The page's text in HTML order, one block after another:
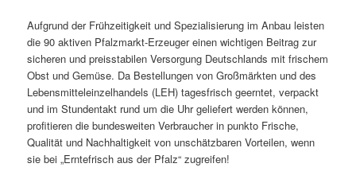
Aufgrund der Frühzeitigkeit und Spezialisierung im Anbau leisten
die 90 aktiven Pfalzmarkt-Erzeuger einen wichtigen Beitrag zur
sicheren und preisstabilen Versorgung Deutschlands mit frischem
Obst und Gemüse. Da Bestellungen von Großmärkten und des
Lebensmitteleinzelhandels (LEH) tagesfrisch geerntet, verpackt
und im Stundentakt rund um die Uhr geliefert werden können,
profitieren die bundesweiten Verbraucher in punkto Frische,
Qualität und Nachhaltigkeit von unschätzbaren Vorteilen, wenn
sie bei „Erntefrisch aus der Pfalz“ zugreifen!